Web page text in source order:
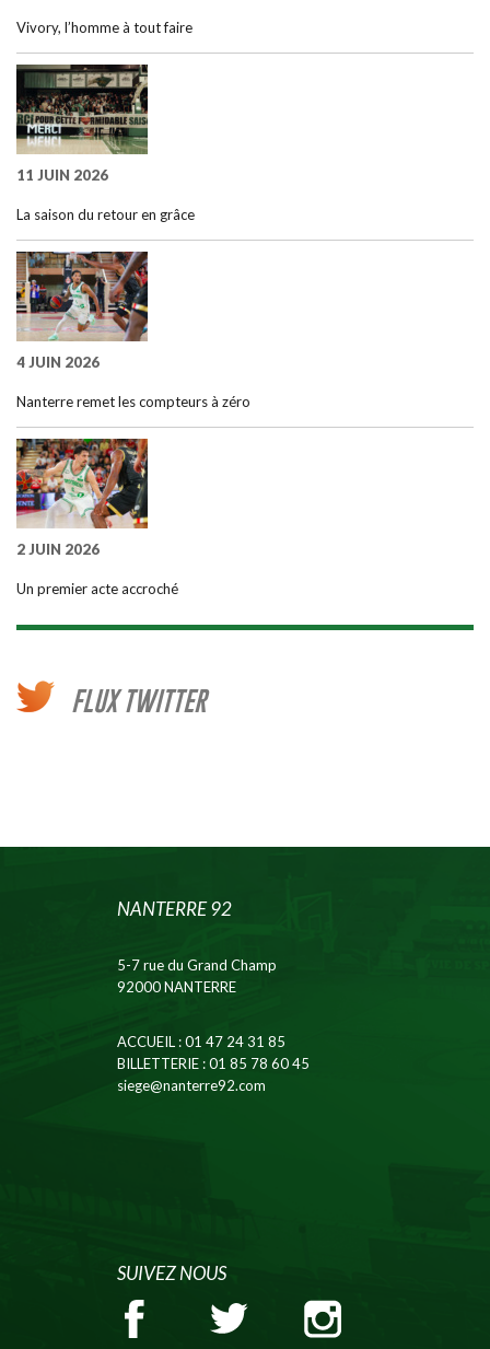
Vivory, l’homme à tout faire
11 JUIN 2026
La saison du retour en grâce
4 JUIN 2026
Nanterre remet les compteurs à zéro
2 JUIN 2026
Un premier acte accroché
FLUX TWITTER
NANTERRE 92
5-7 rue du Grand Champ
92000 NANTERRE
ACCUEIL: 01 47 24 31 85
BILLETTERIE: 01 85 78 60 45
siege@nanterre92.com
SUIVEZ NOUS